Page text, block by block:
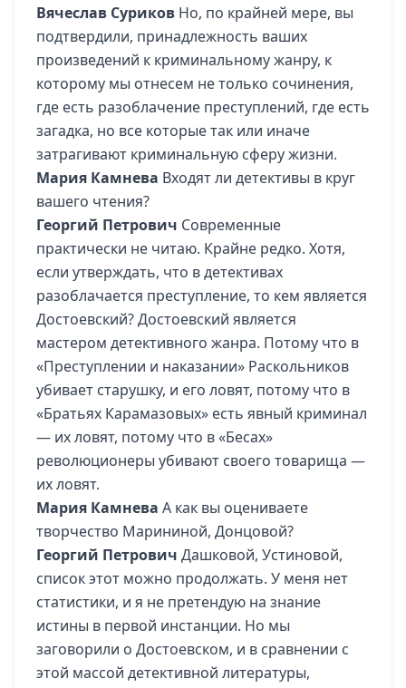
Вячеслав Суриков Но, по крайней мере, вы
подтвердили, принадлежность ваших
произведений к криминальному жанру, к
которому мы отнесем не только сочинения,
где есть разоблачение преступлений, где есть
загадка, но все которые так или иначе
затрагивают криминальную сферу жизни.
Мария Камнева Входят ли детективы в круг
вашего чтения?
Георгий Петрович Современные
практически не читаю. Крайне редко. Хотя,
если утверждать, что в детективах
разоблачается преступление, то кем является
Достоевский? Достоевский является
мастером детективного жанра. Потому что в
«Преступлении и наказании» Раскольников
убивает старушку, и его ловят, потому что в
«Братьях Карамазовых» есть явный криминал
— их ловят, потому что в «Бесах»
революционеры убивают своего товарища —
их ловят.
Мария Камнева А как вы оцениваете
творчество Марининой, Донцовой?
Георгий Петрович Дашковой, Устиновой,
список этот можно продолжать. У меня нет
статистики, и я не претендую на знание
истины в первой инстанции. Но мы
заговорили о Достоевском, и в сравнении с
этой массой детективной литературы,